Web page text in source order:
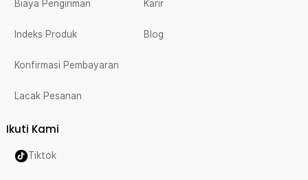
Biaya Pengiriman
Indeks Produk
Konfirmasi Pembayaran
Lacak Pesanan
Karir
Blog
Ikuti Kami
Tiktok